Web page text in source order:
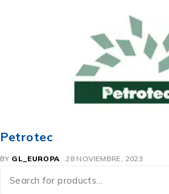
Petrotec
BY GL_EUROPA 28 NOVIEMBRE, 2023